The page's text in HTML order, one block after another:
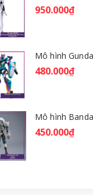
950.000₫
480.000₫
450.000₫